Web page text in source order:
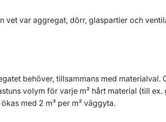
vet var aggregat, dörr, glaspartier och
behöver, tillsammans med materialval.
volym för varje m² hårt material (till
med 2 m³ per m² väggyta.